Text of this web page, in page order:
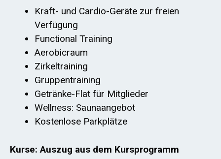
Kraft- und Cardio-Geräte zur freien
Verfügung
Functional Training
Aerobicraum
Zirkeltraining
Gruppentraining
Getränke-Flat für Mitglieder
Wellness: Saunaangebot
Kostenlose Parkplätze
Kurse: Auszug aus dem Kursprogramm